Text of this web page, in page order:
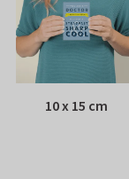
10 x 15 cm